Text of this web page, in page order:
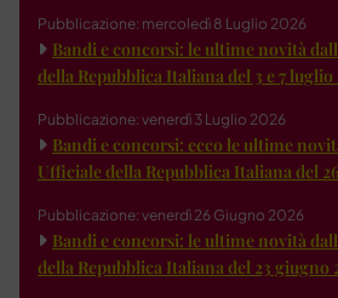
Pubblicazione: mercoledì 8 Luglio 2026
Bandi e concorsi: le ultime novità
della Repubblica Italiana del 3 e 7 luglio
Pubblicazione: venerdì 3 Luglio 2026
Bandi e concorsi: ecco le ultime
Ufficiale della Repubblica Italiana del
Pubblicazione: venerdì 26 Giugno 2026
Bandi e concorsi: le ultime novità
della Repubblica Italiana del 23 giugno